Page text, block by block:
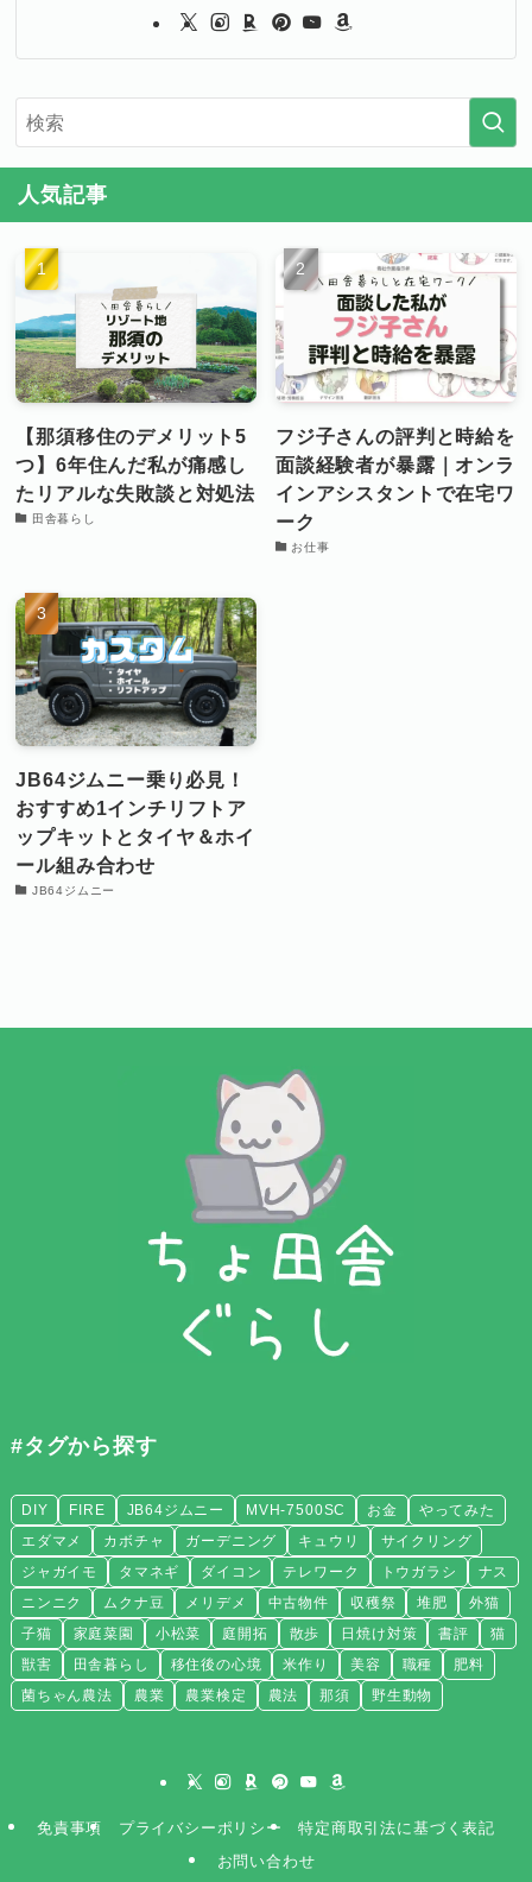
人気記事
【那須移住のデメリット5
つ】6年住んだ私が痛感し
たリアルな失敗談と対処法
田舎暮らし
フジ子さんの評判と時給を
面談経験者が暴露｜オンラ
インアシスタントで在宅ワ
ーク
お仕事
JB64ジムニー乗り必見！
おすすめ1インチリフトア
ップキットとタイヤ＆ホイ
ール組み合わせ
JB64ジムニー
#タグから探す
DIY FIRE JB64ジムニー MVH-7500SC お金
やってみた
エダマメ
カボチャ ガーデニング キュウリ
サイクリング
ジャガイモ
タマネギ ダイコン テレワーク トウガラシ
ナス
ニンニク
ムクナ豆 メリデメ 中古物件 収穫祭 堆肥
外猫
子猫
家庭菜園 小松菜 庭開拓 散歩 日焼け対策 書評
猫
獣害
田舎暮らし 移住後の心境 米作り 美容 職種
肥料
菌ちゃん農法
農業 農業検定 農法 那須 野生動物
免責事項 プライバシーポリシー
特定商取引法に基づく表記
お問い合わせ